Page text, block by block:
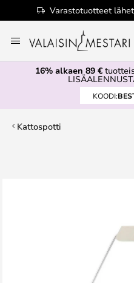
Varastotuotteet
to
Content
16% alkaen 89 €
KOODI:
Kattospotti